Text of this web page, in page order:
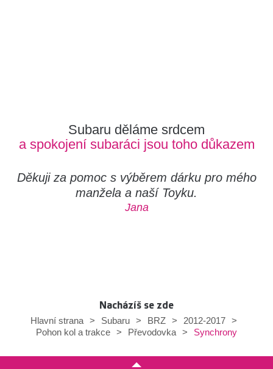
Subaru děláme srdcem
a spokojení subaráci jsou toho důkazem
Děkuji za pomoc s výběrem dárku pro mého
manžela a naší Toyku.
Jana
Nacházíš se zde
Hlavní strana
> Subaru > BRZ > 2012-2017
>
Pohon kol a trakce > Převodovka > Synchrony